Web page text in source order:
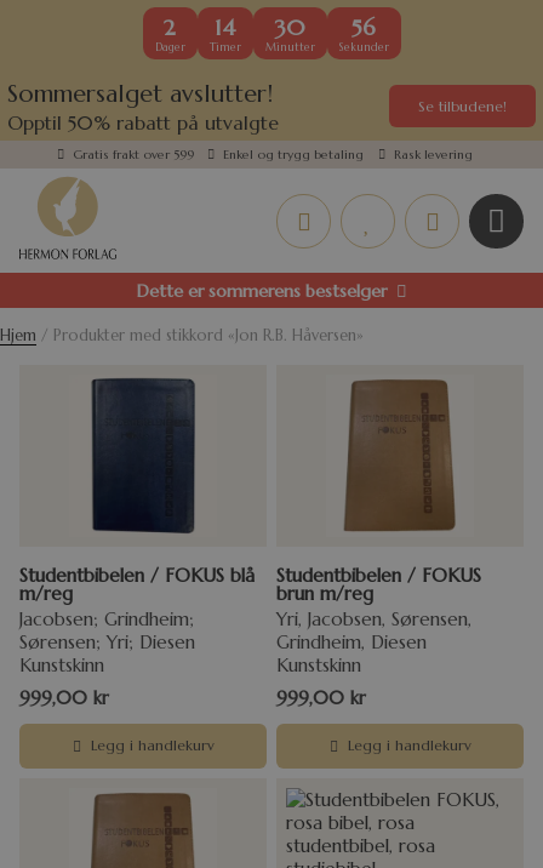
2
Dager
14
Timer
30
Minutter
56
Sekunder
Sommersalget avslutter!
Opptil 50% rabatt på utvalgte
kundefavoritter
Se tilbudene!
Gratis frakt over 599 Enkel og trygg betaling Rask levering
Dette er sommerens bestselger
Hjem / Produkter med stikkord «Jon R.B. Håversen»
Studentbibelen / FOKUS blå
m/reg
Jacobsen; Grindheim;
Sørensen; Yri; Diesen
Kunstskinn
999,00 kr
Legg i handlekurv
Studentbibelen / FOKUS
brun m/reg
Yri, Jacobsen, Sørensen,
Grindheim, Diesen
Kunstskinn
999,00 kr
Legg i handlekurv